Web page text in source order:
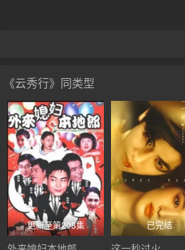
《云秀行》同类型
更新至第208集 已完结